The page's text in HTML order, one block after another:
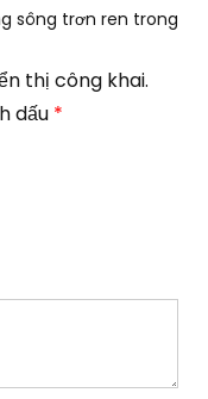
sông trơn ren trong
thị công khai.
dấu *